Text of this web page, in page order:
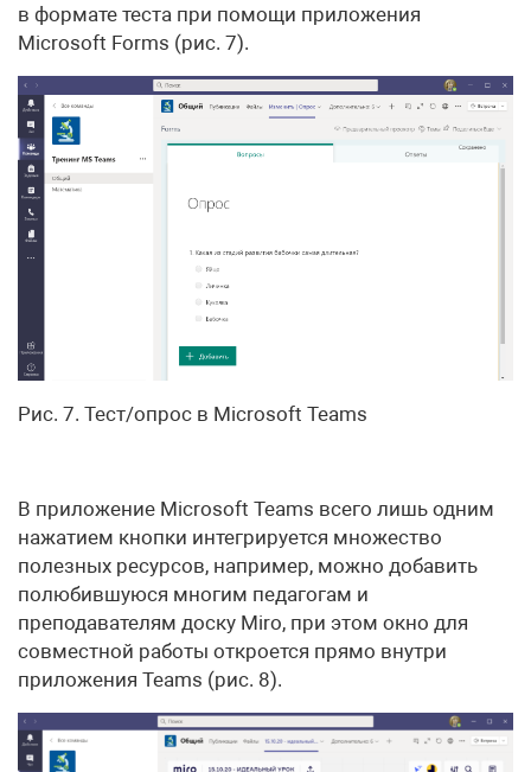
в формате теста при помощи приложения
Microsoft Forms (рис. 7).
Рис. 7. Тест/опрос в Microsoft Teams
В приложение Microsoft Teams всего лишь одним
нажатием кнопки интегрируется множество
полезных ресурсов, например, можно добавить
полюбившуюся многим педагогам и
преподавателям доску Miro, при этом окно для
совместной работы откроется прямо внутри
приложения Teams (рис. 8).